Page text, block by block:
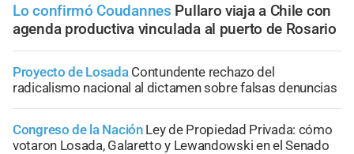
Lo confirmó Coudannes Pullaro viaja a Chile con
agenda productiva vinculada al puerto de Rosario
Proyecto de Losada Contundente rechazo del
radicalismo nacional al dictamen sobre falsas denuncias
Congreso de la Nación Ley de Propiedad Privada: cómo
votaron Losada, Galaretto y Lewandowski en el Senado